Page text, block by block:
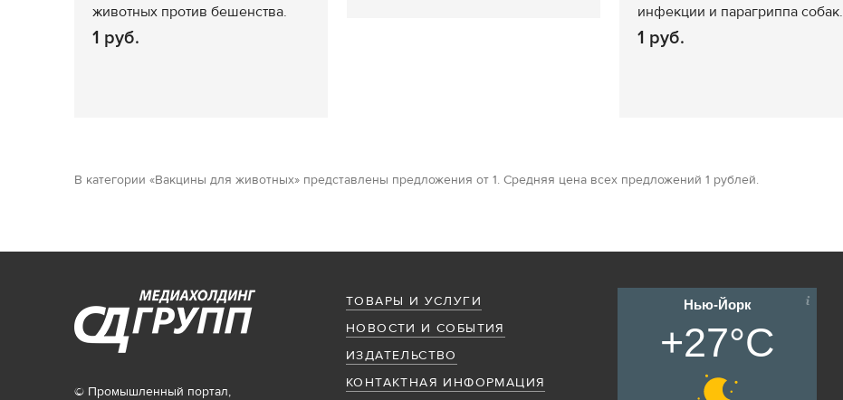
животных против бешенства.
1 руб.
инфекции и парагриппа собак.
1 руб.
В категории «Вакцины для животных» представлены предложения от 1. Средняя цена всех предложений 1 рублей.
ТОВАРЫ И УСЛУГИ
НОВОСТИ И СОБЫТИЯ
ИЗДАТЕЛЬСТВО
КОНТАКТНАЯ ИНФОРМАЦИЯ
© Промышленный портал,
Нью-Йорк
+27°C